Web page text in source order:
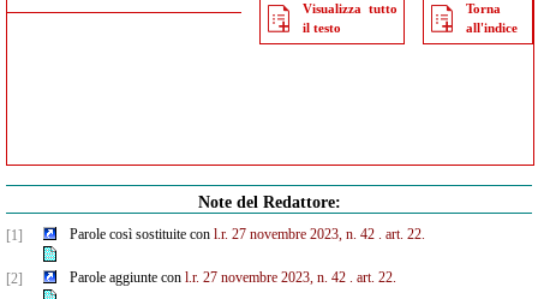
Visualizza tutto
il testo
Torna
all'indice
Note del Redattore:
[1] Parole così sostituite con l.r. 27 novembre 2023, n. 42 . art. 22.
[2] Parole aggiunte con l.r. 27 novembre 2023, n. 42 . art. 22.